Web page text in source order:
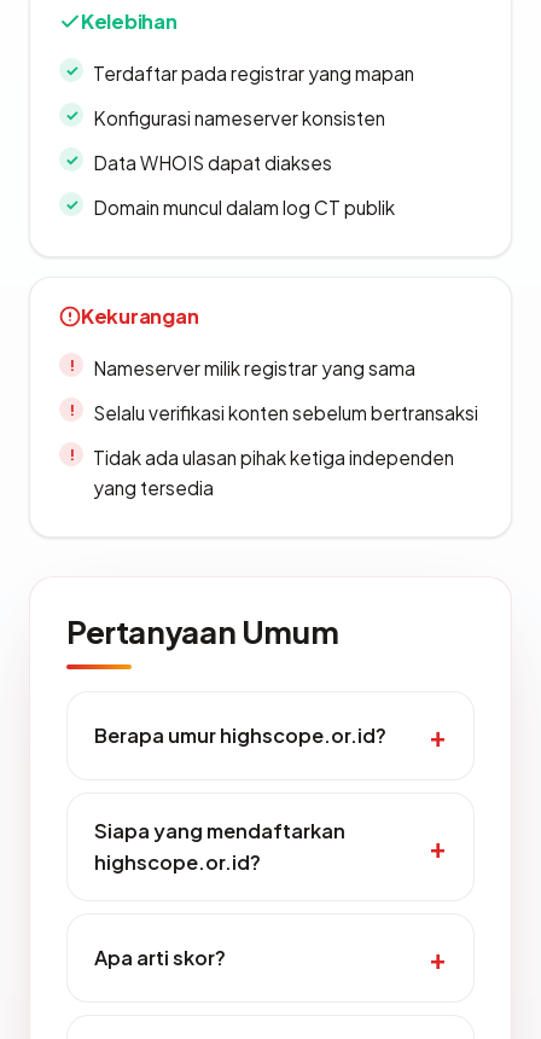
Kelebihan
Terdaftar pada registrar yang mapan
Konfigurasi nameserver konsisten
Data WHOIS dapat diakses
Domain muncul dalam log CT publik
Kekurangan
Nameserver milik registrar yang sama
Selalu verifikasi konten sebelum bertransaksi
Tidak ada ulasan pihak ketiga independen
yang tersedia
Pertanyaan Umum
Berapa umur highscope.or.id?
Siapa yang mendaftarkan
highscope.or.id?
Apa arti skor?